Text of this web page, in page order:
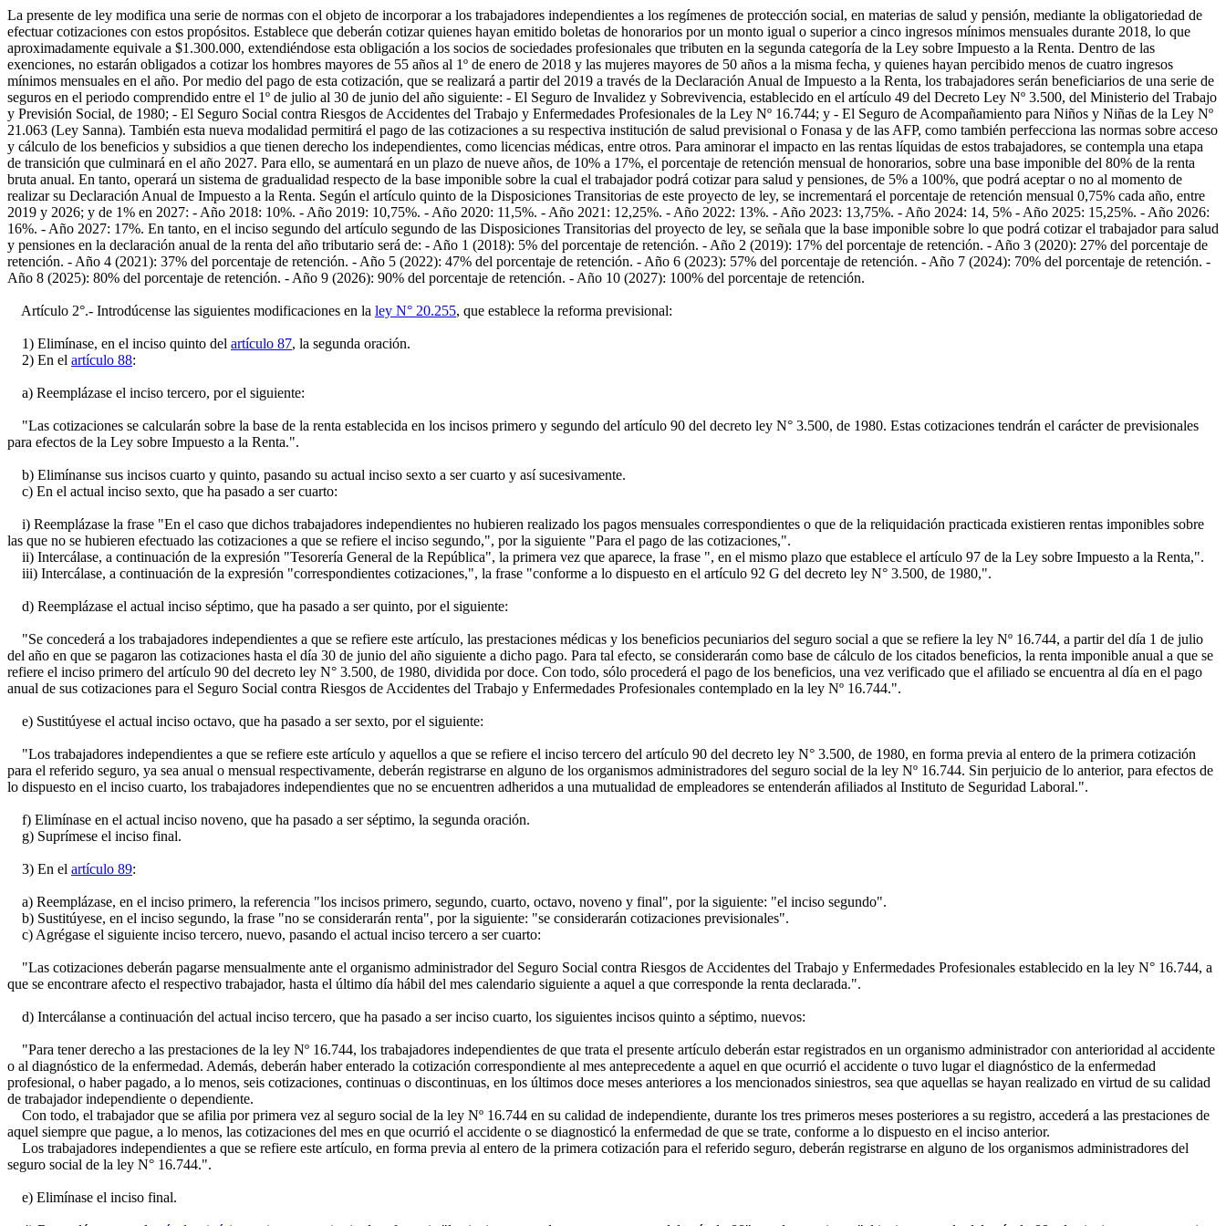
La presente de ley modifica una serie de normas con el objeto de incorporar a los trabajadores independientes a los regímenes de protección social, en materias de salud y pensión, mediante la obligatoriedad de
efectuar cotizaciones con estos propósitos. Establece que deberán cotizar quienes hayan emitido boletas de honorarios por un monto igual o superior a cinco ingresos mínimos mensuales durante 2018, lo que
aproximadamente equivale a $1.300.000, extendiéndose esta obligación a los socios de sociedades profesionales que tributen en la segunda categoría de la Ley sobre Impuesto a la Renta. Dentro de las
exenciones, no estarán obligados a cotizar los hombres mayores de 55 años al 1º de enero de 2018 y las mujeres mayores de 50 años a la misma fecha, y quienes hayan percibido menos de cuatro ingresos
mínimos mensuales en el año. Por medio del pago de esta cotización, que se realizará a partir del 2019 a través de la Declaración Anual de Impuesto a la Renta, los trabajadores serán beneficiarios de una serie de
seguros en el periodo comprendido entre el 1º de julio al 30 de junio del año siguiente: - El Seguro de Invalidez y Sobrevivencia, establecido en el artículo 49 del Decreto Ley Nº 3.500, del Ministerio del Trabajo
y Previsión Social, de 1980; - El Seguro Social contra Riesgos de Accidentes del Trabajo y Enfermedades Profesionales de la Ley Nº 16.744; y - El Seguro de Acompañamiento para Niños y Niñas de la Ley Nº
21.063 (Ley Sanna). También esta nueva modalidad permitirá el pago de las cotizaciones a su respectiva institución de salud previsional o Fonasa y de las AFP, como también perfecciona las normas sobre acceso
y cálculo de los beneficios y subsidios a que tienen derecho los independientes, como licencias médicas, entre otros. Para aminorar el impacto en las rentas líquidas de estos trabajadores, se contempla una etapa
de transición que culminará en el año 2027. Para ello, se aumentará en un plazo de nueve años, de 10% a 17%, el porcentaje de retención mensual de honorarios, sobre una base imponible del 80% de la renta
bruta anual. En tanto, operará un sistema de gradualidad respecto de la base imponible sobre la cual el trabajador podrá cotizar para salud y pensiones, de 5% a 100%, que podrá aceptar o no al momento de
realizar su Declaración Anual de Impuesto a la Renta. Según el artículo quinto de la Disposiciones Transitorias de este proyecto de ley, se incrementará el porcentaje de retención mensual 0,75% cada año, entre
2019 y 2026; y de 1% en 2027: - Año 2018: 10%. - Año 2019: 10,75%. - Año 2020: 11,5%. - Año 2021: 12,25%. - Año 2022: 13%. - Año 2023: 13,75%. - Año 2024: 14, 5% - Año 2025: 15,25%. - Año 2026:
16%. - Año 2027: 17%. En tanto, en el inciso segundo del artículo segundo de las Disposiciones Transitorias del proyecto de ley, se señala que la base imponible sobre lo que podrá cotizar el trabajador para salud
y pensiones en la declaración anual de la renta del año tributario será de: - Año 1 (2018): 5% del porcentaje de retención. - Año 2 (2019): 17% del porcentaje de retención. - Año 3 (2020): 27% del porcentaje de
retención. - Año 4 (2021): 37% del porcentaje de retención. - Año 5 (2022): 47% del porcentaje de retención. - Año 6 (2023): 57% del porcentaje de retención. - Año 7 (2024): 70% del porcentaje de retención. -
Año 8 (2025): 80% del porcentaje de retención. - Año 9 (2026): 90% del porcentaje de retención. - Año 10 (2027): 100% del porcentaje de retención.
Artículo 2°.- Introdúcense las siguientes modificaciones en la ley N° 20.255, que establece la reforma previsional:
1) Elimínase, en el inciso quinto del artículo 87, la segunda oración.
2) En el artículo 88:
a) Reemplázase el inciso tercero, por el siguiente:
"Las cotizaciones se calcularán sobre la base de la renta establecida en los incisos primero y segundo del artículo 90 del decreto ley N° 3.500, de 1980. Estas cotizaciones tendrán el carácter de previsionales
para efectos de la Ley sobre Impuesto a la Renta.".
b) Elimínanse sus incisos cuarto y quinto, pasando su actual inciso sexto a ser cuarto y así sucesivamente.
c) En el actual inciso sexto, que ha pasado a ser cuarto:
i) Reemplázase la frase "En el caso que dichos trabajadores independientes no hubieren realizado los pagos mensuales correspondientes o que de la reliquidación practicada existieren rentas imponibles sobre
las que no se hubieren efectuado las cotizaciones a que se refiere el inciso segundo,", por la siguiente "Para el pago de las cotizaciones,".
ii) Intercálase, a continuación de la expresión "Tesorería General de la República", la primera vez que aparece, la frase ", en el mismo plazo que establece el artículo 97 de la Ley sobre Impuesto a la Renta,".
iii) Intercálase, a continuación de la expresión "correspondientes cotizaciones,", la frase "conforme a lo dispuesto en el artículo 92 G del decreto ley N° 3.500, de 1980,".
d) Reemplázase el actual inciso séptimo, que ha pasado a ser quinto, por el siguiente:
"Se concederá a los trabajadores independientes a que se refiere este artículo, las prestaciones médicas y los beneficios pecuniarios del seguro social a que se refiere la ley Nº 16.744, a partir del día 1 de julio
del año en que se pagaron las cotizaciones hasta el día 30 de junio del año siguiente a dicho pago. Para tal efecto, se considerarán como base de cálculo de los citados beneficios, la renta imponible anual a que se
refiere el inciso primero del artículo 90 del decreto ley N° 3.500, de 1980, dividida por doce. Con todo, sólo procederá el pago de los beneficios, una vez verificado que el afiliado se encuentra al día en el pago
anual de sus cotizaciones para el Seguro Social contra Riesgos de Accidentes del Trabajo y Enfermedades Profesionales contemplado en la ley Nº 16.744.".
e) Sustitúyese el actual inciso octavo, que ha pasado a ser sexto, por el siguiente:
"Los trabajadores independientes a que se refiere este artículo y aquellos a que se refiere el inciso tercero del artículo 90 del decreto ley N° 3.500, de 1980, en forma previa al entero de la primera cotización
para el referido seguro, ya sea anual o mensual respectivamente, deberán registrarse en alguno de los organismos administradores del seguro social de la ley Nº 16.744. Sin perjuicio de lo anterior, para efectos de
lo dispuesto en el inciso cuarto, los trabajadores independientes que no se encuentren adheridos a una mutualidad de empleadores se entenderán afiliados al Instituto de Seguridad Laboral.".
f) Elimínase en el actual inciso noveno, que ha pasado a ser séptimo, la segunda oración.
g) Suprímese el inciso final.
3) En el artículo 89:
a) Reemplázase, en el inciso primero, la referencia "los incisos primero, segundo, cuarto, octavo, noveno y final", por la siguiente: "el inciso segundo".
b) Sustitúyese, en el inciso segundo, la frase "no se considerarán renta", por la siguiente: "se considerarán cotizaciones previsionales".
c) Agrégase el siguiente inciso tercero, nuevo, pasando el actual inciso tercero a ser cuarto:
"Las cotizaciones deberán pagarse mensualmente ante el organismo administrador del Seguro Social contra Riesgos de Accidentes del Trabajo y Enfermedades Profesionales establecido en la ley N° 16.744, a
que se encontrare afecto el respectivo trabajador, hasta el último día hábil del mes calendario siguiente a aquel a que corresponde la renta declarada.".
d) Intercálanse a continuación del actual inciso tercero, que ha pasado a ser inciso cuarto, los siguientes incisos quinto a séptimo, nuevos:
"Para tener derecho a las prestaciones de la ley Nº 16.744, los trabajadores independientes de que trata el presente artículo deberán estar registrados en un organismo administrador con anterioridad al accidente
o al diagnóstico de la enfermedad. Además, deberán haber enterado la cotización correspondiente al mes anteprecedente a aquel en que ocurrió el accidente o tuvo lugar el diagnóstico de la enfermedad
profesional, o haber pagado, a lo menos, seis cotizaciones, continuas o discontinuas, en los últimos doce meses anteriores a los mencionados siniestros, sea que aquellas se hayan realizado en virtud de su calidad
de trabajador independiente o dependiente.
Con todo, el trabajador que se afilia por primera vez al seguro social de la ley Nº 16.744 en su calidad de independiente, durante los tres primeros meses posteriores a su registro, accederá a las prestaciones de
aquel siempre que pague, a lo menos, las cotizaciones del mes en que ocurrió el accidente o se diagnosticó la enfermedad de que se trate, conforme a lo dispuesto en el inciso anterior.
Los trabajadores independientes a que se refiere este artículo, en forma previa al entero de la primera cotización para el referido seguro, deberán registrarse en alguno de los organismos administradores del
seguro social de la ley N° 16.744.".
e) Elimínase el inciso final.